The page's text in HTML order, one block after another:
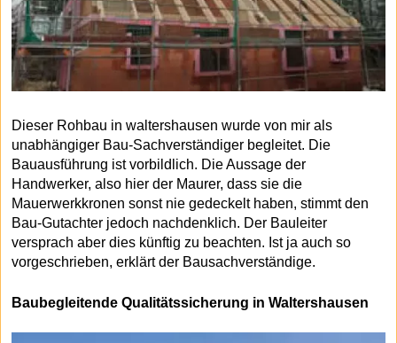
Dieser Rohbau in waltershausen wurde von mir als
unabhängiger Bau-Sachverständiger begleitet. Die
Bauausführung ist vorbildlich. Die Aussage der
Handwerker, also hier der Maurer, dass sie die
Mauerwerkkronen sonst nie gedeckelt haben, stimmt den
Bau-Gutachter jedoch nachdenklich. Der Bauleiter
versprach aber dies künftig zu beachten. Ist ja auch so
vorgeschrieben, erklärt der Bausachverständige.
Baubegleitende Qualitätssicherung in Waltershausen